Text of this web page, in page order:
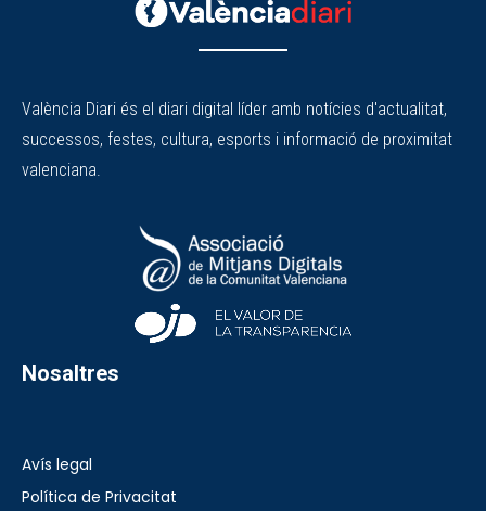
València Diari és el diari digital líder amb notícies d'actualitat,
successos, festes, cultura, esports i informació de proximitat
valenciana.
Nosaltres
Avís legal
Política de Privacitat